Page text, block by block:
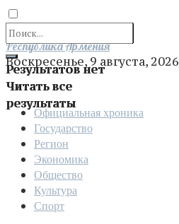
Результатов нет
Читать все
результаты
Отправить
Республика Армения
Воскресенье, 9 августа, 2026
Официальная хроника
Государство
Регион
Экономика
Общество
Культура
Спорт